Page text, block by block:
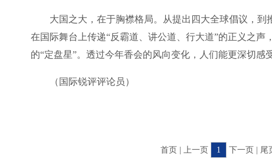
大国之大，在于胸襟格局。从提出四大全球倡议，到
在国际舞台上传递“反霸道、讲公道、行大道”的正义之声
的“定盘星”。透过今年香会的风向变化，人们能更深切感
（国际锐评评论员）
首页 | 上一页 1 下一页 | 尾